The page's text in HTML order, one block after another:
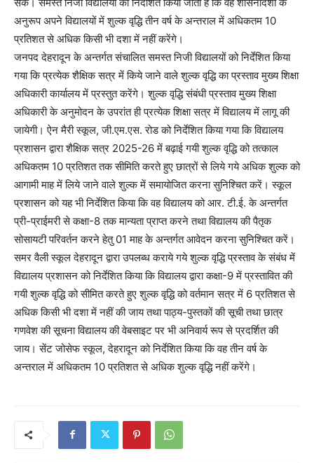
अनुरूप अपने विद्यालयों में शुल्क वृद्धि तीन वर्ष के अन्तराल में अधिकतम 10
प्रतिशत से अधिक किसी भी दशा में नहीं करेंगे।
जनपद देहरादून के अन्तर्गत संचालित समस्त निजी विद्यालयों को निर्देशित किया
गया कि प्रत्येक शैक्षिक सत्र में किये जाने वाले शुल्क वृद्धि का प्रस्ताव मुख्य शिक्षा
अधिकारी कार्यालय में प्रस्तुत करेंगे। शुल्क वृद्धि संबंधी प्रस्ताव मुख्य शिक्षा
अधिकारी के अनुमोदन के उपरांत ही प्रत्येक शिक्षा सत्र में विद्यालय में लागू की
जायेगी। ऐन मैरी स्कूल, जी.एम.एस. रोड को निर्देशित किया गया कि विद्यालय
प्रशासन द्वारा शैक्षिक सत्र 2025-26 में बढ़ाई गयी शुल्क वृद्धि को तत्काल
अधिकतम 10 प्रतिशत तक सीमिति करते हुए छात्रों से लिये गये अधिक शुल्क को
आगामी माह में लिये जाने वाले शुल्क में समायोजित करना सुनिश्चित करें। स्कूल
प्रशासन को यह भी निर्देशित किया कि वह विद्यालय को आर. टी.ई. के अन्तर्गत
प्री-प्राईमरी से कक्षा-8 तक मान्यता प्राप्त करने तथा विद्यालय की पैतृक
सोसायटी परिवर्तन करने हेतु 01 माह के अन्तर्गत आवेदन करना सुनिश्चित करें।
समर वैली स्कूल देहरादून द्वारा उपलब्ध कराये गये शुल्क वृद्धि प्रस्ताव के संबंध में
विद्यालय प्रशासन को निर्देशित किया कि विद्यालय द्वारा कक्षा-9 में प्रस्तावित की
गयी शुल्क वृद्धि को सीमित करते हुए शुल्क वृद्धि को वर्तमान सत्र में 6 प्रतिशत से
अधिक किसी भी दशा में नहीं की जाय तथा पाठ्य-पुस्तकों की सूची तथा छात्र
गणवेश की सूचना विद्यालय की वेबसाइट पर भी अनिवार्य रूप से प्रदर्शित की
जाय। सेंट जोसेफ स्कूल, देहरादून को निर्देशित किया कि वह तीन वर्ष के
अन्तराल में अधिकतम 10 प्रतिशत से अधिक शुल्क वृद्धि नहीं करेंगे।